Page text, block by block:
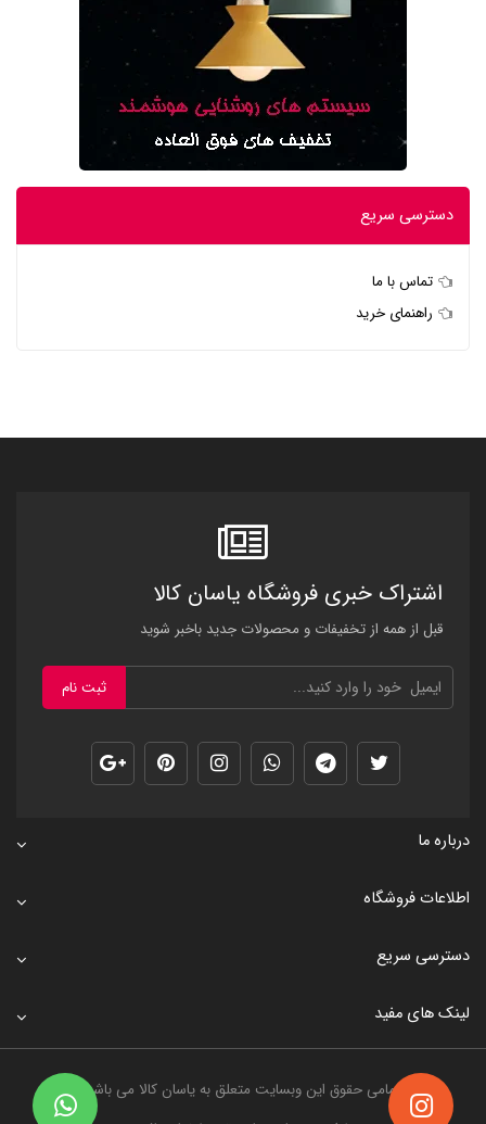
دسترسی سریع
تماس با ما
راهنمای خرید
اشتراک خبری فروشگاه یاسان کالا
قبل از همه از تخفیفات و محصولات جدید باخبر شوید
ثبت نام
درباره ما
اطلاعات فروشگاه
دسترسی سریع
لینک های مفید
تمامی حقوق این وبسایت متعلق بهیاسان کالا می باشد